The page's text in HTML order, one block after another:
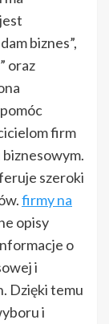
biznes”,
oraz
firm
szeroki
firmy na
opisy
o
i
Dzięki temu
i